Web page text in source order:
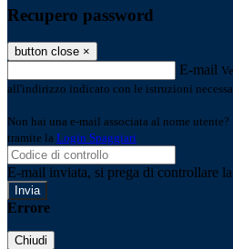
Recupero password
button close ×
E-mail
all'indirizzo indicato con le istruzioni
Non hai una e-mail associata al nome
tramite la Login Spaggiari
E-mail inviata, si prega di controllare
Errore
Chiudi